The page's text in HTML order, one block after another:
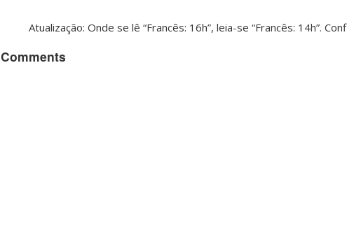
Atualização: Onde se lê “Francês: 16h”, leia-se “Francês: 14h”.
Comments